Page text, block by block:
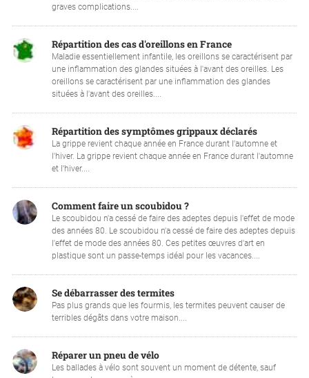
graves complications....
Répartition des cas d'oreillons en France
Maladie essentiellement infantile, les oreillons se caractérisent par
une inflammation des glandes situées à l'avant des oreilles. Les
oreillons se caractérisent par une inflammation des glandes
situées à l'avant des oreilles....
Répartition des symptômes grippaux déclarés
La grippe revient chaque année en France durant l'automne et
l'hiver. La grippe revient chaque année en France durant l'automne
et l'hiver....
Comment faire un scoubidou ?
Le scoubidou n'a cessé de faire des adeptes depuis l'effet de mode
des années 80. Le scoubidou n'a cessé de faire des adeptes depuis
l'effet de mode des années 80. Ces petites œuvres d'art en
plastique sont un passe-temps idéal pour les vacances....
Se débarrasser des termites
Pas plus grands que les fourmis, les termites peuvent causer de
terribles dégâts dans votre maison....
Réparer un pneu de vélo
Les ballades à vélo sont souvent un moment de détente, sauf